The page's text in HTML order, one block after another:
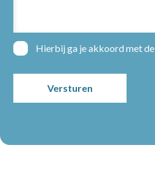
Home
Partners
Vacatures
Hierbij ga je akkoord met de